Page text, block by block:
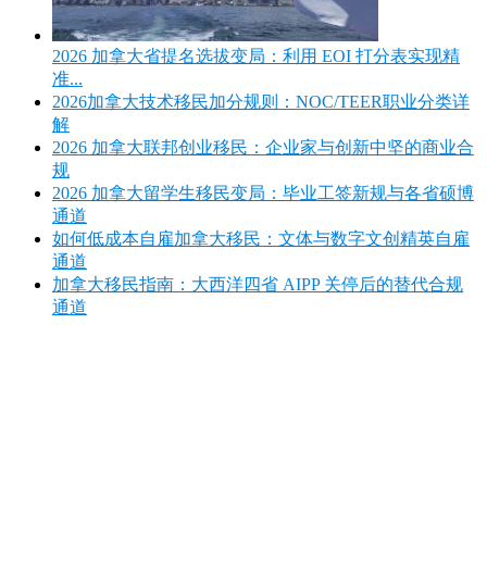
2026 加拿大省提名选拔变局：利用 EOI 打分表实现精
准...
2026加拿大技术移民加分规则：NOC/TEER职业分类详
解
2026 加拿大联邦创业移民：企业家与创新中坚的商业合
规
2026 加拿大留学生移民变局：毕业工签新规与各省硕博
通道
如何低成本自雇加拿大移民：文体与数字文创精英自雇
通道
加拿大移民指南：大西洋四省 AIPP 关停后的替代合规
通道